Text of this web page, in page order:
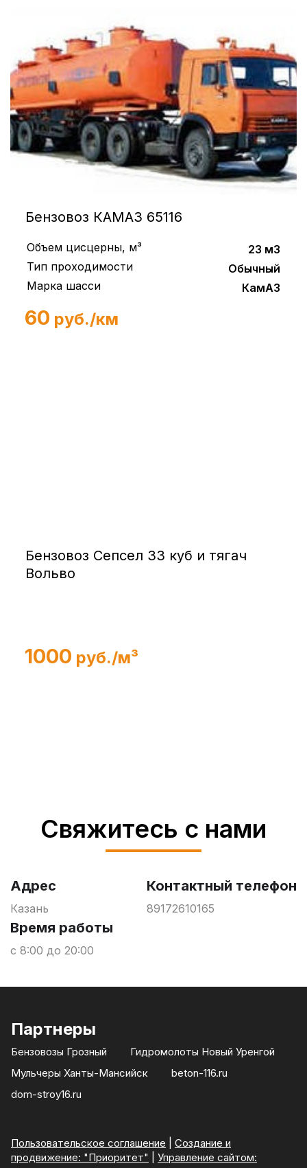
Бензовоз КАМАЗ 65116
Объем цисцерны, м³
23 м3
Тип проходимости
Обычный
Марка шасси
КамАЗ
60 руб./км
Бензовоз Сепсел 33 куб и тягач
Вольво
1000 руб./м³
Свяжитесь с нами
Адрес
Казань
Контактный телефон
89172610165
Время работы
с 8:00 до 20:00
Партнеры
Бензовозы Грозный
Гидромолоты Новый Уренгой
Мульчеры Ханты-Мансийск
beton-116.ru
dom-stroy16.ru
Пользовательское соглашение
Создание и
продвижение: "Приоритет"
Управление сайтом: